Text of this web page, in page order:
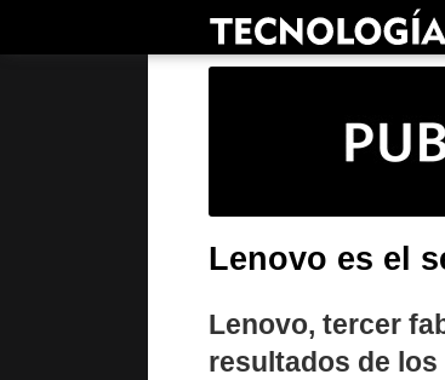
Lenovo es el
Lenovo, tercer
resultados de